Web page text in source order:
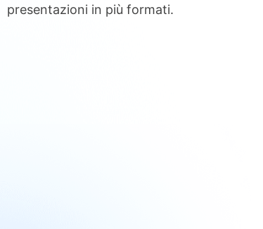
presentazioni in più formati.